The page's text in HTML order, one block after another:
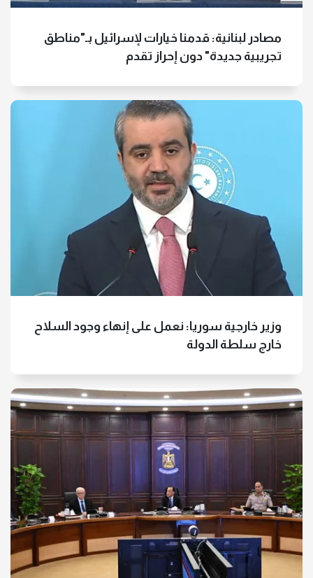
مصادر لبنانية: قدمنا خيارات لإسرائيل بـ"مناطق
تجريبية جديدة" دون إحراز تقدم
وزير خارجية سوريا: نعمل على إنهاء وجود السلاح
خارج سلطة الدولة